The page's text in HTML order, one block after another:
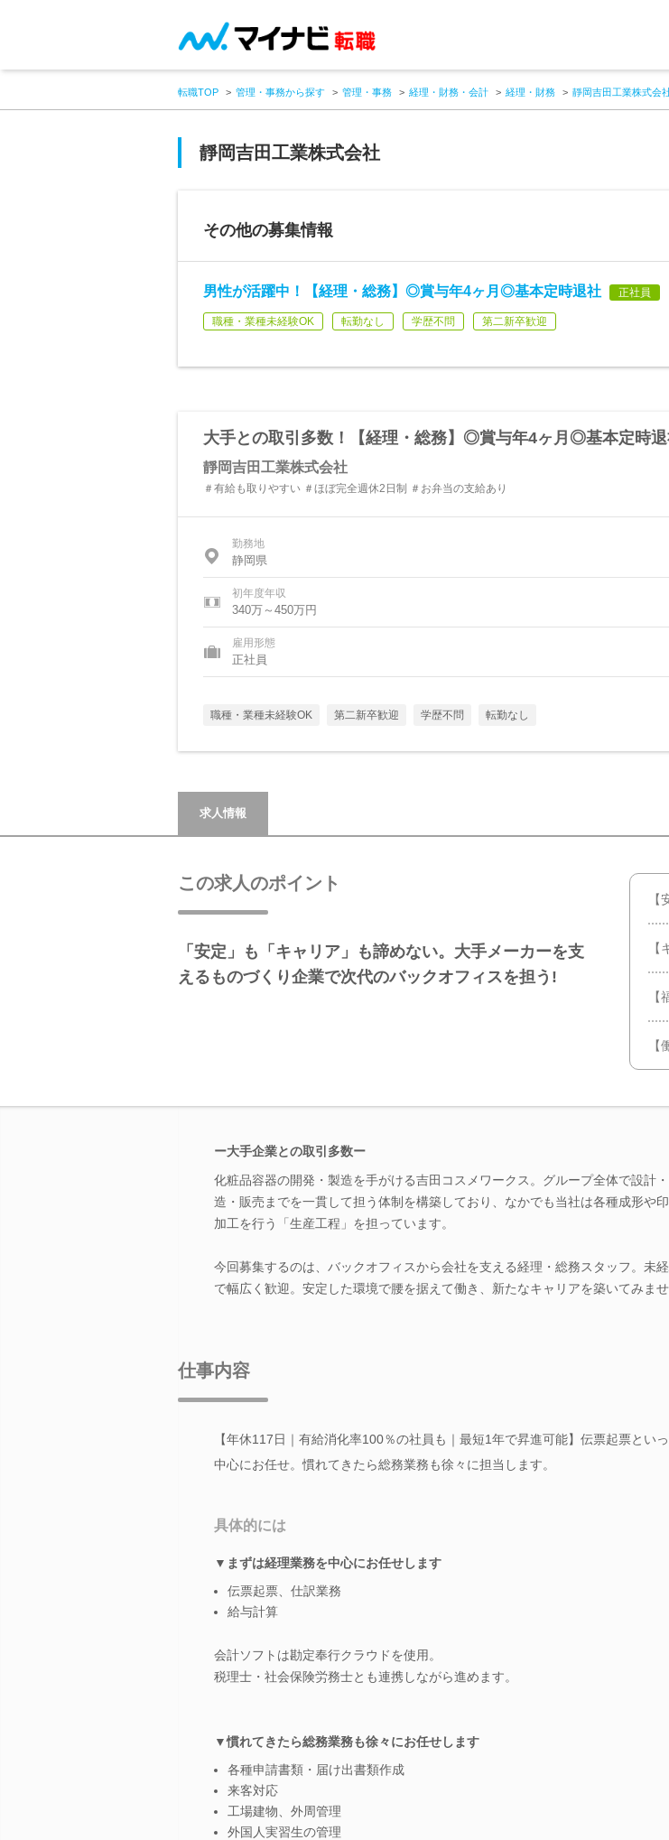
転職TOP 管理・事務から探す 管理・事務 経理・財務・会計 経理・財務 靜岡吉田工業株式会
靜岡吉田工業株式会社
その他の募集情報
男性が活躍中！【経理・総務】◎賞与年4ヶ月◎基本定時退社 正社員
職種・業種未経験OK 転勤なし 学歴不問 第二新卒歓迎
大手との取引多数！【経理・総務】◎賞与年4ヶ月◎基本定時
靜岡吉田工業株式会社
＃有給も取りやすい ＃ほぼ完全週休2日制 ＃お弁当の支給あり
勤務地
静岡県
初年度年収
340万～450万円
雇用形態
正社員
職種・業種未経験OK 第二新卒歓迎 学歴不問 転勤なし
求人情報
この求人のポイント
「安定」も「キャリア」も諦めない。大手メーカーを支
えるものづくり企業で次代のバックオフィスを担う!
ー大手企業との取引多数ー
化粧品容器の開発・製造を手がける吉田コスメワークス。グループ全体で設計
造・販売までを一貫して担う体制を構築しており、なかでも当社は各種成形や
加工を行う「生産工程」を担っています。
今回募集するのは、バックオフィスから会社を支える経理・総務スタッフ。未
で幅広く歓迎。安定した環境で腰を据えて働き、新たなキャリアを築いてみませ
仕事内容
【年休117日｜有給消化率100％の社員も｜最短1年で昇進可能】伝票起票とい
中心にお任せ。慣れてきたら総務業務も徐々に担当します。
具体的には
▼まずは経理業務を中心にお任せします
伝票起票、仕訳業務
給与計算
会計ソフトは勘定奉行クラウドを使用。
税理士・社会保険労務士とも連携しながら進めます。
▼慣れてきたら総務業務も徐々にお任せします
各種申請書類・届け出書類作成
来客対応
工場建物、外周管理
外国人実習生の管理